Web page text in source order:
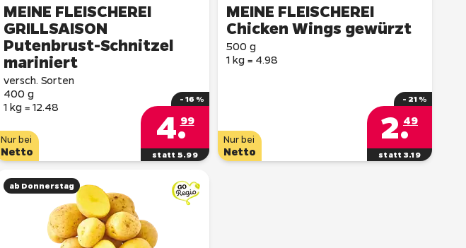
MEINE FLEISCHEREI
GRILLSAISON
Putenbrust-Schnitzel
mariniert
versch. Sorten
400 g
1 kg = 12.48
Nur bei
Netto
- 16 %
4.99
statt 5.99
MEINE FLEISCHEREI
Chicken Wings gewürzt
500 g
1 kg = 4.98
Nur bei
Netto
- 21 %
2.49
statt 3.19
ab Donnerstag